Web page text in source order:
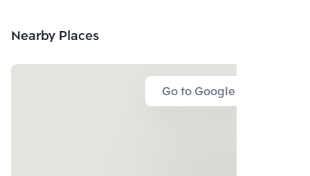
Nearby Places
Go to Google Map